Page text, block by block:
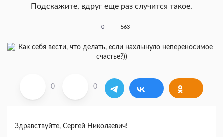
Подскажите, вдруг еще раз случится такое.
0 563
0 0
Здравствуйте, Сергей Николаевич!